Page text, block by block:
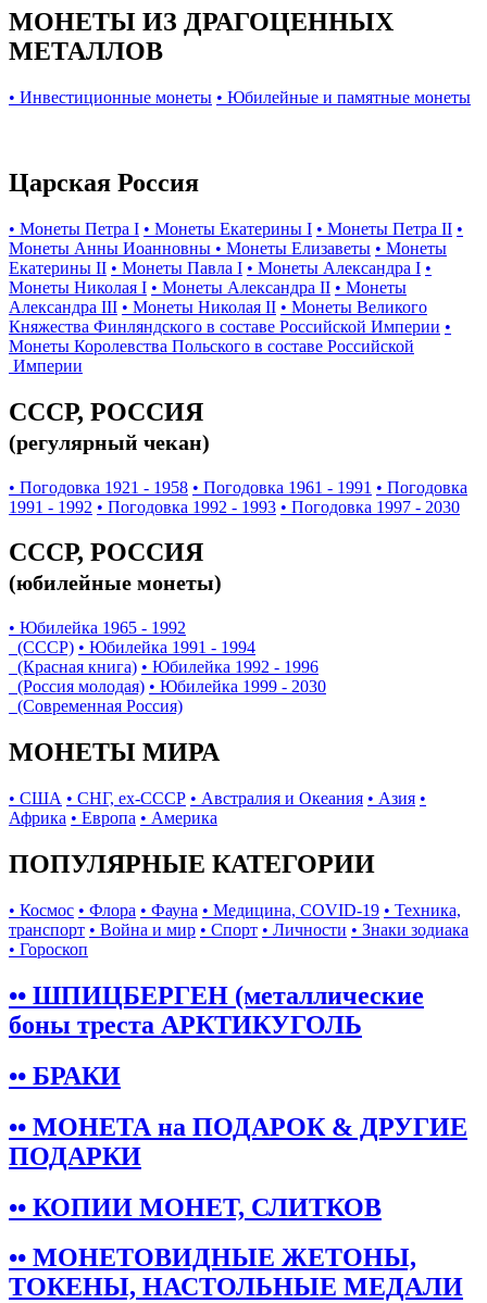
МОНЕТЫ ИЗ ДРАГОЦЕННЫХ
МЕТАЛЛОВ
• Инвестиционные монеты • Юбилейные и памятные монеты
Царская Россия
• Монеты Петра I • Монеты Екатерины I • Монеты Петра II •
Монеты Анны Иоанновны • Монеты Елизаветы • Монеты
Екатерины II • Монеты Павла I • Монеты Александра I •
Монеты Николая I • Монеты Александра II • Монеты
Александра III • Монеты Николая II • Монеты Великого
Княжества Финляндского в составе Российской Империи •
Монеты Королевства Польского в составе Российской
Империи
СССР, РОССИЯ
(регулярный чекан)
• Погодовка 1921 - 1958 • Погодовка 1961 - 1991 • Погодовка
1991 - 1992 • Погодовка 1992 - 1993 • Погодовка 1997 - 2030
СССР, РОССИЯ
(юбилейные монеты)
• Юбилейка 1965 - 1992
(СССР) • Юбилейка 1991 - 1994
(Красная книга) • Юбилейка 1992 - 1996
(Россия молодая) • Юбилейка 1999 - 2030
(Современная Россия)
МОНЕТЫ МИРА
• США • СНГ, ex-СССР • Австралия и Океания • Азия •
Африка • Европа • Америка
ПОПУЛЯРНЫЕ КАТЕГОРИИ
• Космос • Флора • Фауна • Медицина, COVID-19 • Техника,
транспорт • Война и мир • Спорт • Личности • Знаки зодиака
• Гороскоп
•• ШПИЦБЕРГЕН (металлические
боны треста АРКТИКУГОЛЬ
•• БРАКИ
•• МОНЕТА на ПОДАРОК & ДРУГИЕ
ПОДАРКИ
•• КОПИИ МОНЕТ, СЛИТКОВ
•• МОНЕТОВИДНЫЕ ЖЕТОНЫ,
ТОКЕНЫ, НАСТОЛЬНЫЕ МЕДАЛИ